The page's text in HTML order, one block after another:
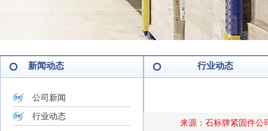
新闻动态
公司新闻
行业动态
行业动态
来源：石标牌紧固件